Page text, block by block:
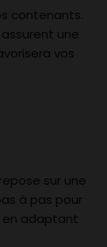
contenants.
une
vos
sur une
à pas pour
en adaptant